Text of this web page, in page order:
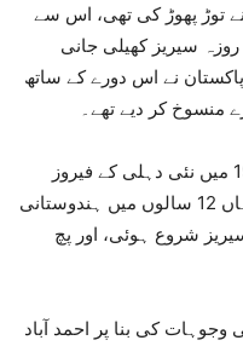
توڑ پھوڑ کی تھی، اس سے
سیریز کھیلی جانی
نے اس دورے کے ساتھ
مذکورہ پارٹی کے تقریباً 25 ارکان 1999 میں نئی دہلی کے فیروز
شاہ کوٹلہ اسٹیڈیم میں گھس گئے، جہاں 12 سالوں میں ہندوستانی
شروع ہوئی، اور پچ
کی بنا پر احمد آباد